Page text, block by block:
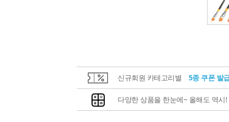
신규회원 카테고리별 5종 쿠폰 발
다양한 상품을 한눈에~ 올해도 역시!